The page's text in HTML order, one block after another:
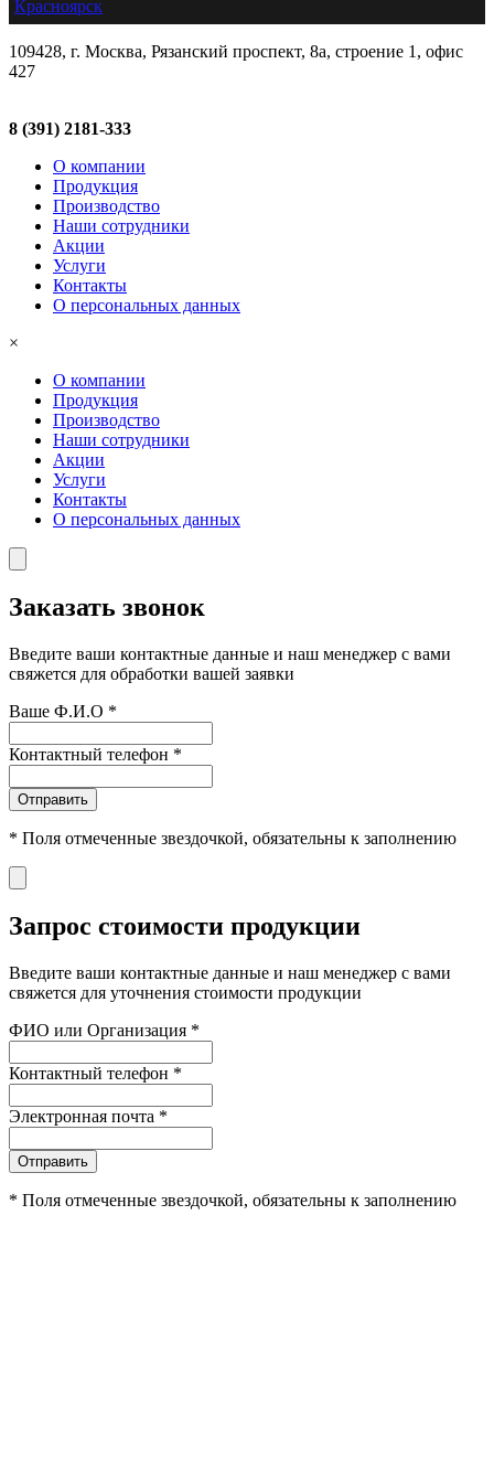
Красноярск
109428, г. Москва, Рязанский проспект, 8а, строение 1, офис
427
8 (391) 2181-333
О компании
Продукция
Производство
Наши сотрудники
Акции
Услуги
Контакты
О персональных данных
×
О компании
Продукция
Производство
Наши сотрудники
Акции
Услуги
Контакты
О персональных данных
Заказать звонок
Введите ваши контактные данные и наш менеджер с вами
свяжется для обработки вашей заявки
Ваше Ф.И.О *
Контактный телефон *
Отправить
* Поля отмеченные звездочкой, обязательны к заполнению
Запрос стоимости продукции
Введите ваши контактные данные и наш менеджер с вами
свяжется для уточнения стоимости продукции
ФИО или Организация *
Контактный телефон *
Электронная почта *
Отправить
* Поля отмеченные звездочкой, обязательны к заполнению